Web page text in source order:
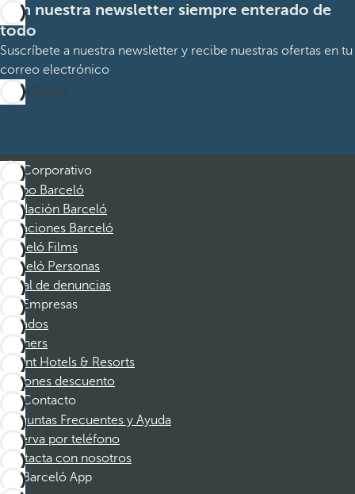
Con nuestra newsletter siempre enterado de
todo
Suscríbete a nuestra newsletter y recibe nuestras ofertas en tu
correo electrónico
Suscribirme
Corporativo
Grupo Barceló
Fundación Barceló
Vacaciones Barceló
Barceló Films
Barceló Personas
Canal de denuncias
Empresas
Afiliados
Partners
Dorint Hotels & Resorts
Cupones descuento
Contacto
Preguntas Frecuentes y Ayuda
Reserva por teléfono
Contacta con nosotros
Barceló App